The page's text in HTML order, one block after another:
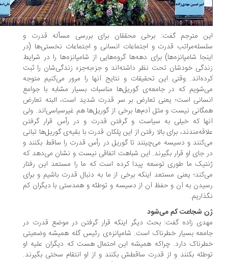
مترجم گفت: برخی محققان برای بررسی مسأله‌ قدرت و
قدرت و اجتماعات انسانی و اجتماعات نخستی‌ها (در
شامپانزه‌ها) برای دهه‌ها گروه‌هایی از شامپانزه‌ها را در شرایط
خودشان تحت نظر داشته‌اند و جزء‌به‌جزء زندگی‌شان را ثبت
وقتی این تحقیقات و نتایج آنها را مرور می‌کنیم متوجه
که در جامعه‌ی گوریل‌ها مناسبات بسیار مشابه با جوامع
است؛ یعنی تعارض بر سر قدرت شدید است، البته تعارض
نیست و مثل آدم‌ها برخی از گوریل‌ها هم غیرسیاسی‌اند. ولی
که خیلی به سیاست و گرفتن قدرت و در رأس قرار گرفتن
برای بالا رفتن از این پلکان قدرت با بقیه‌ی گوریل‌ها تبانی
و دسیسه می‌چینند تا گوریل در رأس قدرت را ساقط بکنند و
جای او قرار بگیرند. این شباهت اتفاقی نیست و نشان می‌دهد که
ما طوری توسعه پیدا کرده است که ما را مستعد این رفتار
یعنی مستعد اینکه برخی از ما به دنبال قدرت باشیم و برای
به آن و حفظ آن از دسیسه و توطئه و همدستی با دیگران کم
شجاعت کم می‌شود
زاده گفت: بحث دیگر اینکه قرار گرفتن در موضع قدرت در
بسیار خطرناک است. شامپانزه‌ی رئیس گله همیشه وضعیتی
دارد. چراکه همیشه این احتمال هست که دیگران علیه او
بکنند و از قدرت ساقطش بکنند و از او انتقام سختی بگیرند.